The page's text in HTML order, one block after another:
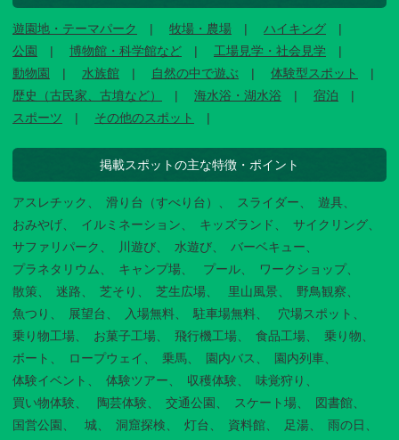
遊園地・テーマパーク 牧場・農場
ハイキング
公園
博物館・科学館など
工場見学・社会見学
動物園
水族館 自然の中で遊ぶ
体験型スポット
歴史（古民家、古墳など）
海水浴・湖水浴
宿泊
スポーツ
その他のスポット
掲載スポットの主な特徴・ポイント
アスレチック 滑り台（すべり台） スライダー
遊具
おみやげ
イルミネーション キッズランド
サイクリング
サファリパーク
川遊び 水遊び
バーベキュー
プラネタリウム
キャンプ場 プール
ワークショップ
散策
迷路 芝そり 芝生広場 里山風景
野鳥観察
魚つり
展望台 入場無料 駐車場無料
穴場スポット
乗り物工場
お菓子工場 飛行機工場 食品工場
乗り物
ボート
ロープウェイ 乗馬 園内バス
園内列車
体験イベント
体験ツアー 収穫体験
味覚狩り
買い物体験
陶芸体験 交通公園 スケート場
図書館
国営公園
城 洞窟探検 灯台 資料館 足湯 雨の日